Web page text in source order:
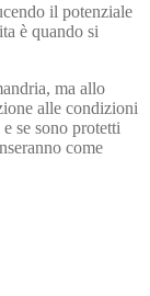
il potenziale
è quando si
ma allo
alle condizioni
se sono protetti
come